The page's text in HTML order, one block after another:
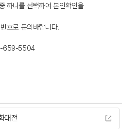
하나를 선택하여 본인확인을
호로 문의바랍니다.
659-5504
대전